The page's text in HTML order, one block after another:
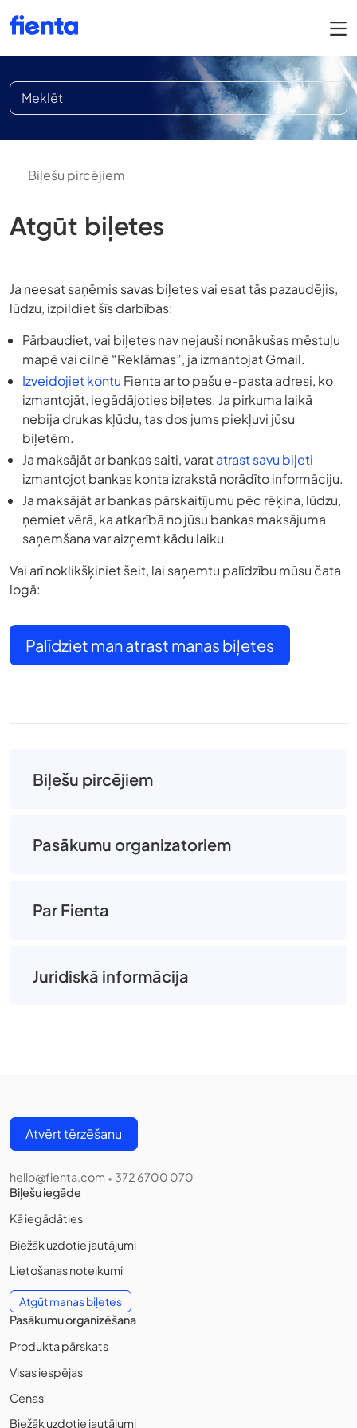
Biļešu pircējiem
Atgūt biļetes
Ja neesat saņēmis savas biļetes vai esat tās pazaudējis,
lūdzu, izpildiet šīs darbības:
Pārbaudiet, vai biļetes nav nejauši nonākušas mēstuļu
mapē vai cilnē “Reklāmas”, ja izmantojat Gmail.
Izveidojiet kontu Fienta ar to pašu e-pasta adresi, ko
izmantojāt, iegādājoties biļetes. Ja pirkuma laikā
nebija drukas kļūdu, tas dos jums piekļuvi jūsu
biļetēm.
Ja maksājāt ar bankas saiti, varatatrast savu biļeti
izmantojot bankas konta izrakstā norādīto informāciju.
Ja maksājāt ar bankas pārskaitījumu pēc rēķina, lūdzu,
ņemiet vērā, ka atkarībā no jūsu bankas maksājuma
saņemšana var aizņemt kādu laiku.
Vai arī noklikšķiniet šeit, lai saņemtu palīdzību mūsu čata
logā:
Palīdziet man atrast manas biļetes
Biļešu pircējiem
Pasākumu organizatoriem
Par Fienta
Juridiskā informācija
Atvērt tērzēšanu
hello@fienta.com • 372 6700 070
Biļešu iegāde
Kā iegādāties
Biežāk uzdotie jautājumi
Lietošanas noteikumi
Atgūt manas biļetes
Pasākumu organizēšana
Produkta pārskats
Visas iespējas
Cenas
Biežāk uzdotie jautājumi